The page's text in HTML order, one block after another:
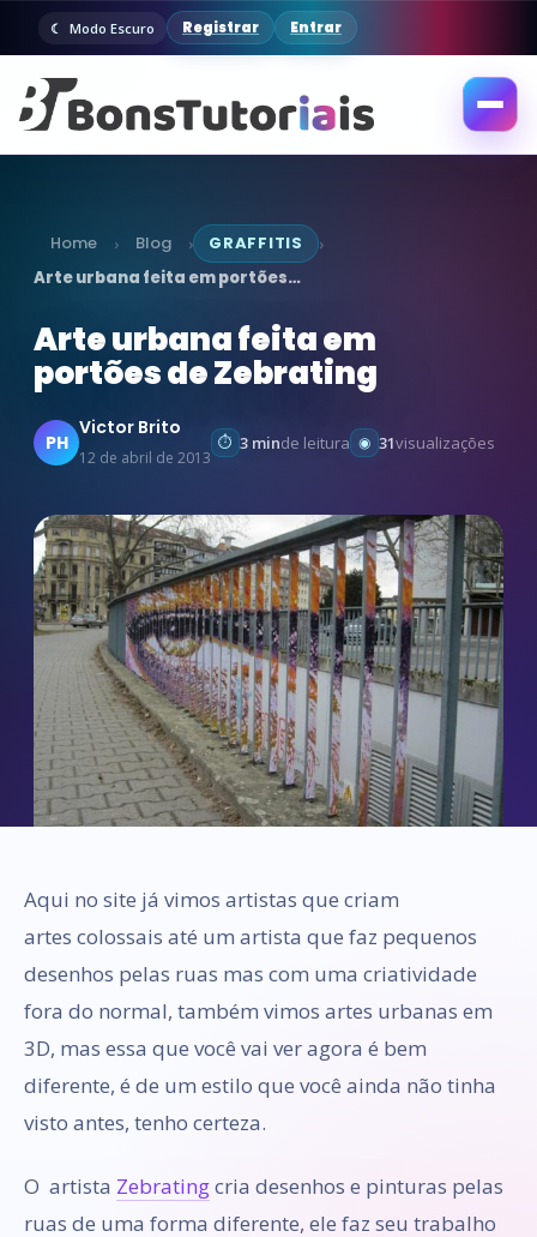
Modo Escuro Registrar Entrar
Abrir
Home › Blog › GRAFFITIS ›
Arte urbana feita em portões…
Arte urbana feita em
portões de Zebrating
PH
Victor Brito
12 de abril de 2013
3 minde leitura 31visualizações
Aqui no site já vimos artistas que criam
artes colossais até um artista que faz pequenos
desenhos pelas ruas mas com uma criatividade
fora do normal, também vimos artes urbanas em
3D, mas essa que você vai ver agora é bem
diferente, é de um estilo que você ainda não tinha
visto antes, tenho certeza.
O artista Zebratingcria desenhos e pinturas pelas
ruas de uma forma diferente, ele faz seu trabalho